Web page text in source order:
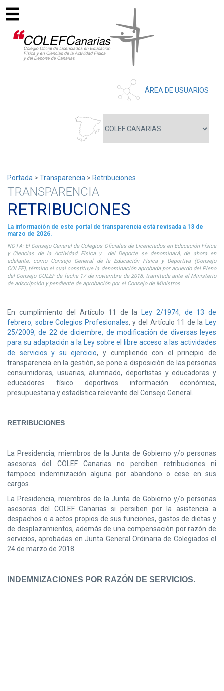
ÁREA DE USUARIOS
Portada > Transparencia > Retribuciones
TRANSPARENCIA
RETRIBUCIONES
La información de este portal de transparencia está revisada a 13 de
marzo de 2026.
NOTA: El Consejo General de Colegios Oficiales de Licenciados en Educación Física
y Ciencias de la Actividad Física y del Deporte se denominará, de ahora en
adelante, como Consejo General de la Educación Física y Deportiva (Consejo
COLEF), término el cual constituye la denominación aprobada por acuerdo del Pleno
del Consejo COLEF de fecha 17 de noviembre de 2018, tramitada ante el Ministerio
de adscripción y pendiente de aprobación por el Consejo de Ministros.
En cumplimiento del Artículo 11 de la
Ley 2/1974, de 13 de
febrero, sobre Colegios Profesionales, y del Artículo 11 de la
Ley
25/2009, de 22 de diciembre, de modificación de diversas leyes
para su adaptación a la Ley sobre el libre acceso a las actividades
de servicios y su ejercicio, y cumpliendo con el principio de
transparencia en la gestión, se pone a disposición de las personas
consumidoras, usuarias, alumnado, deportistas y educadoras y
educadores físico deportivos información económica,
presupuestaria y estadística relevante del Consejo General.
RETRIBUCIONES
La Presidencia, miembros de la Junta de Gobierno y/o personas
asesoras del COLEF Canarias no perciben retribuciones ni
tampoco indemnización alguna por abandono o cese en sus
cargos.
La Presidencia, miembros de la Junta de Gobierno y/o personas
asesoras del COLEF Canarias si persiben por la asistencia a
despachos o a actos propios de sus funciones, gastos de dietas y
de desplazamientos, además de una compensación por razón de
servicios, aprobadas en Junta General Ordinaria de Colegiados el
24 de marzo de 2018.
INDEMNIZACIONES POR RAZÓN DE SERVICIOS.